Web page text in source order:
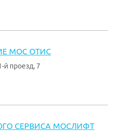
МОС ОТИС
й проезд, 7
СЕРВИСА МОСЛИФТ